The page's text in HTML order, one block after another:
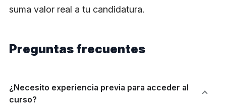
suma valor real a tu candidatura.
Preguntas frecuentes
¿Necesito experiencia previa para acceder al
curso?